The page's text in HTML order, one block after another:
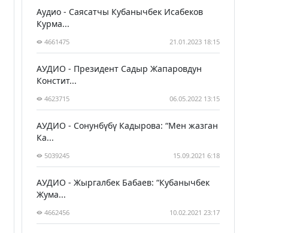
Аудио - Саясатчы Кубанычбек Исабеков
Курма...
4661475 21.01.2023 18:15
АУДИО - Президент Садыр Жапаровдун
Констит...
4623715 06.05.2022 13:15
АУДИО - Сонунбүбү Кадырова: “Мен жазган
Ка...
5039245 15.09.2021 6:18
АУДИО - Жыргалбек Бабаев: “Кубанычбек
Жума...
4662456 10.02.2021 23:17